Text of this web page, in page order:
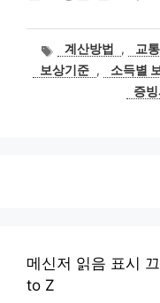
태
그
계산방법 , 교
보상기준 , 소득별
증
메신저 읽음 표시
to Z